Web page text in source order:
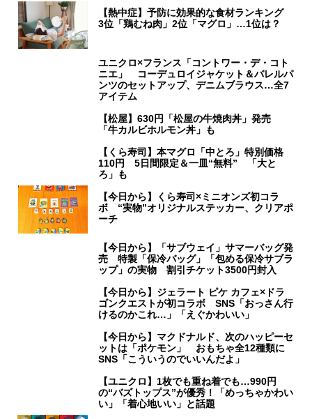
【熱中症】予防に効果的な食材ランキング
3位「鶏むね肉」2位「マグロ」…1位は？
ユニクロ×フランス「コントワー・デ・コト
ニエ」 コーデュロイジャケット＆バレルパ
ンツのセットアップ、デニムブラウス…全7
アイテム
【松屋】630円「松屋の牛焼肉丼」発売
「牛カルビホルモン丼」も
【くら寿司】本マグロ「中とろ」特別価格
110円 5日間限定＆一皿“無料” 「大と
ろ」も
【今日から】くら寿司×ミニオンズ初コラ
ボ “実物”オリジナルステッカー、クリアポ
ーチ
【今日から】「サブウェイ」サマーバッグ発
売 特製「保冷バッグ」「包める保冷サブラ
ップ」の実物 割引チケット3500円封入
【今日から】ジェラート ピケ カフェ×ドラ
ゴンクエストが初コラボ SNS「おっさん行
けるのかこれ…」「えぐかわいい」
【今日から】マクドナルド、次のハッピーセ
ットは「ポケモン」 おもちゃ全12種類に
SNS「こういうのでいいんだよ」
【ユニクロ】1枚でも重ね着でも…990円
の“バズトップス”が優秀！「めっちゃかわい
い」「着心地いい」と話題